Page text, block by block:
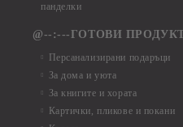
панделки
@--:---ГОТОВИ
Персанализирани подаръци
За дома и уюта
За книгите и хората
Картички, пликове и покани